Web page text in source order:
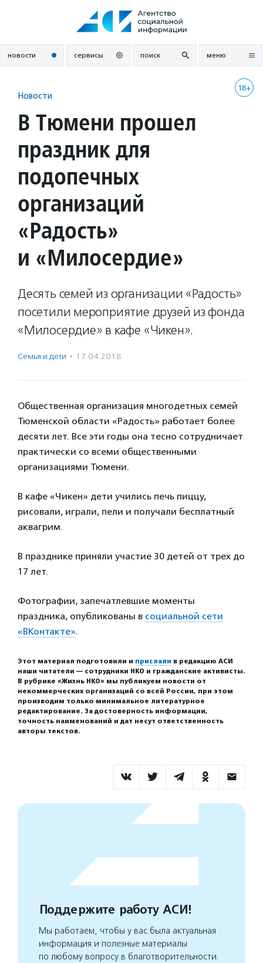
новости сервисы поиск меню
18+
Новости
В Тюмени прошел
праздник для
подопечных
организаций
«Радость»
и «Милосердие»
Десять семей из организации «Радость»
посетили мероприятие друзей из фонда
«Милосердие» в кафе «Чикен».
Семья и дети · 17.04.2018
Общественная организация многодетных семей
Тюменской области «Радость» работает более
десяти лет. Все эти годы она тесно сотрудничает
практически со всеми общественными
организациями Тюмени.
В кафе «Чикен» дети учились печь пиццу,
рисовали, играли, пели и получали бесплатный
аквагрим.
В празднике приняли участие 30 детей от трех до
17 лет.
Фотографии, запечатлевшие моменты
праздника, опубликованы в социальной сети
«ВКонтакте».
Этот материал подготовили и прислали в редакцию АСИ
наши читатели — сотрудники НКО и гражданские активисты.
В рубрике «Жизнь НКО» мы публикуем новости от
некоммерческих организаций со всей России, при этом
производим только минимальное литературное
редактирование. За достоверность информации,
точность наименований и дат несут ответственность
авторы текстов.
Поддержите работу АСИ!
Мы работаем, чтобы у вас была актуальная
информация и полезные материалы
по любому вопросу в благотворительности.